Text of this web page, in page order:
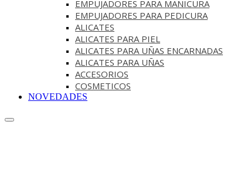
EMPUJADORES PARA MANICURA
EMPUJADORES PARA PEDICURA
ALICATES
ALICATES PARA PIEL
ALICATES PARA UÑAS ENCARNADAS
ALICATES PARA UÑAS
ACCESORIOS
COSMETICOS
NOVEDADES